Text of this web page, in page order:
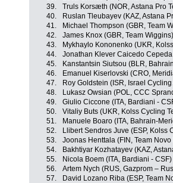
39.
Truls Korsæth (NOR, Astana Pro
40.
Ruslan Tleubayev (KAZ, Astana
41.
Michael Thompson (GBR, Team
42.
James Knox (GBR, Team Wiggins)
43.
Mykhaylo Kononenko (UKR,
44.
Jonathan Klever Caicedo
45.
Kanstantsin Siutsou (BLR,
46.
Emanuel Kiserlovski (CRO,
47.
Roy Goldstein (ISR, Israel
48.
Lukasz Owsian (POL, CCC
49.
Giulio Ciccone (ITA, Bardiani -
50.
Vitaliy Buts (UKR, Kolss Cycling
51.
Manuele Boaro (ITA, Bahrain-
52.
Llibert Sendros Juve (ESP, Kolss
53.
Joonas Henttala (FIN, Team
54.
Bakhtiyar Kozhatayev (KAZ,
55.
Nicola Boem (ITA, Bardiani - CSF)
56.
Artem Nych (RUS, Gazprom –
57.
David Lozano Riba (ESP, Team